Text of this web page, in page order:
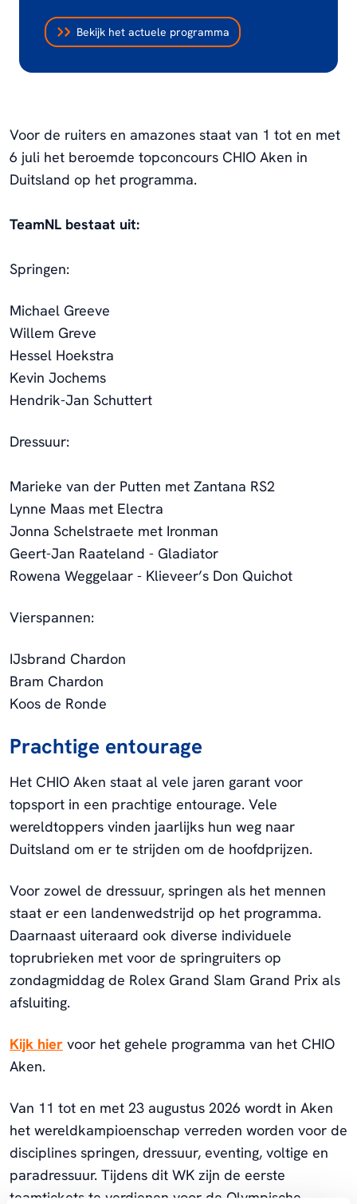
Bekijk het actuele programma
Voor de ruiters en amazones staat van 1 tot en met
6 juli het beroemde topconcours CHIO Aken in
Duitsland op het programma.
TeamNL bestaat uit:
Springen:
Michael Greeve
Willem Greve
Hessel Hoekstra
Kevin Jochems
Hendrik-Jan Schuttert
Dressuur:
Marieke van der Putten met Zantana RS2
Lynne Maas met Electra
Jonna Schelstraete met Ironman
Geert-Jan Raateland - Gladiator
Rowena Weggelaar - Klieveer’s Don Quichot
Vierspannen:
IJsbrand Chardon
Bram Chardon
Koos de Ronde
Prachtige entourage
Het CHIO Aken staat al vele jaren garant voor
topsport in een prachtige entourage. Vele
wereldtoppers vinden jaarlijks hun weg naar
Duitsland om er te strijden om de hoofdprijzen.
Voor zowel de dressuur, springen als het mennen
staat er een landenwedstrijd op het programma.
Daarnaast uiteraard ook diverse individuele
toprubrieken met voor de springruiters op
zondagmiddag de Rolex Grand Slam Grand Prix als
afsluiting.
Kijk hier voor het gehele programma van het CHIO
Aken.
Van 11 tot en met 23 augustus 2026 wordt in Aken
het wereldkampioenschap verreden worden voor de
disciplines springen, dressuur, eventing, voltige en
paradressuur. Tijdens dit WK zijn de eerste
teamtickets te verdienen voor de Olympische